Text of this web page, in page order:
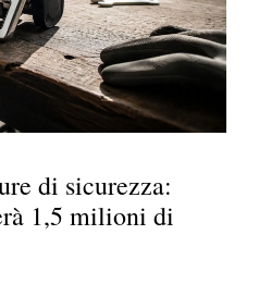
di sicurezza:
1,5 milioni di